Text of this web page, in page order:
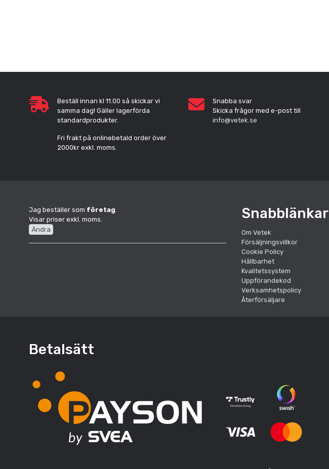
Beställ innan kl 11.00 så skickar vi
samma dag! Gäller lagerförda
standardprodukter.
Fri frakt på onlinebetald order över
2000kr exkl. moms.
Snabba svar
Skicka frågor med e-post till
info@vetek.se
Jag beställer som företag
Visar priser exkl. moms.
Ändra
Snabblänkar
Om Vetek
Försäljningsvillkor
Cookie Policy
Hållbarhet
Kvalitetssystem
Uppförandekod
Verksamhetspolicy
Återförsäljare
Betalsätt